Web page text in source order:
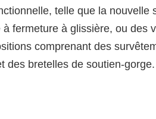
telle que la nouvelle
fermeture à glissière, ou des
comprenant des
des bretelles de soutien-gorge.